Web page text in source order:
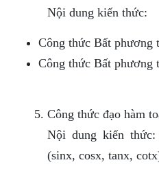
Nội dung kiến thức:
Công thức Bất phương
Công thức Bất phương
Công thức đạo hàm
Nội dung kiến
(sinx, cosx, tanx,